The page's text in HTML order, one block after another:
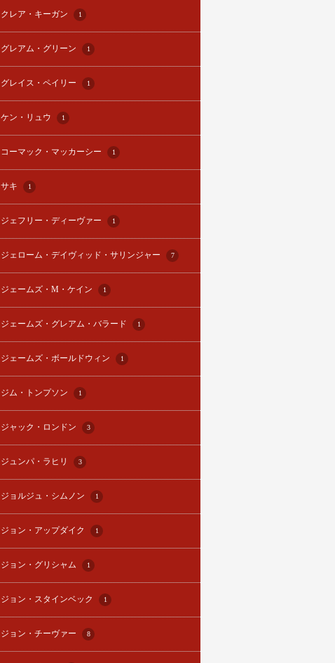
クレア・キーガン 1
グレアム・グリーン 1
グレイス・ペイリー 1
ケン・リュウ 1
コーマック・マッカーシー 1
サキ 1
ジェフリー・ディーヴァー 1
ジェローム・デイヴィッド・サリンジャー 7
ジェームズ・M・ケイン 1
ジェームズ・グレアム・バラード 1
ジェームズ・ボールドウィン 1
ジム・トンプソン 1
ジャック・ロンドン 3
ジュンパ・ラヒリ 3
ジョルジュ・シムノン 1
ジョン・アップダイク 1
ジョン・グリシャム 1
ジョン・スタインベック 1
ジョン・チーヴァー 8